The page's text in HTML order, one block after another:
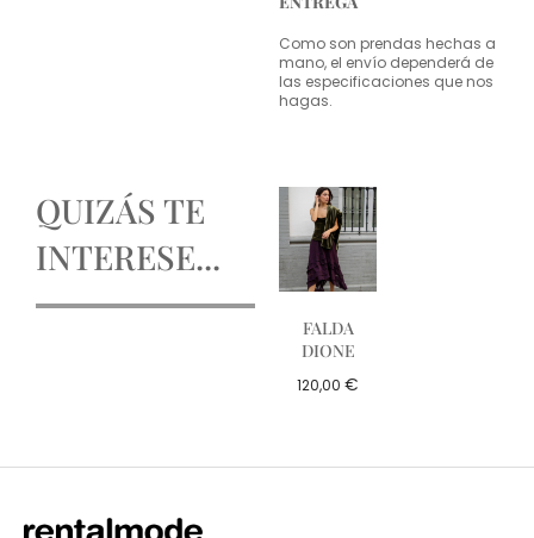
Como son prendas hechas a
mano, el envío dependerá de
las especificaciones que nos
hagas.
QUIZÁS TE
INTERESE...
FALDA
DIONE
120,00 €